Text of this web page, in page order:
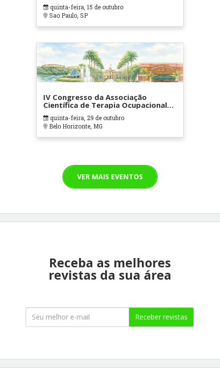
quinta-feira, 15 de outubro
Sao Paulo, SP
IV Congresso da Associação
Científica de Terapia Ocupacional
em Contextos Hospitalares e
Cuidados Paliativos - ATOHOSP
quinta-feira, 29 de outubro
Belo Horizonte, MG
VER MAIS EVENTOS
Receba as melhores
revistas da sua área
Receber revistas